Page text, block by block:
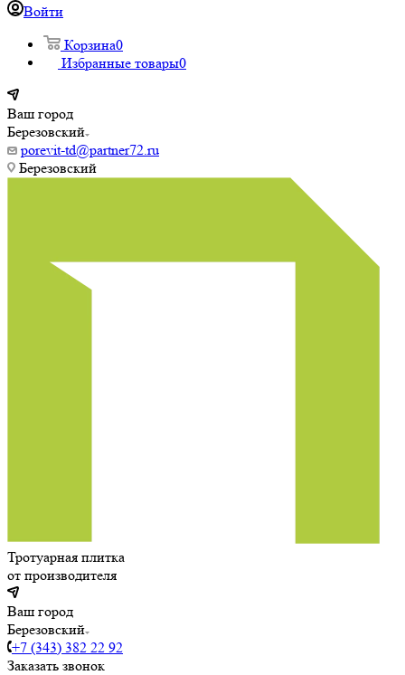
Войти
Корзина0
Избранные товары0
Ваш город
Березовский
porevit-td@partner72.ru
Березовский
Тротуарная плитка
от производителя
Ваш город
Березовский
+7 (343) 382 22 92
Заказать звонок